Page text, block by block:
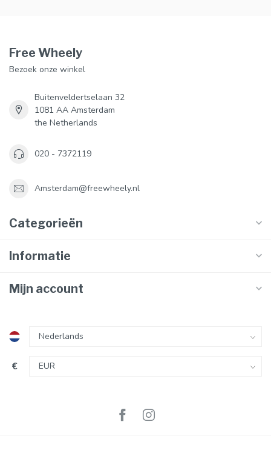
Free Wheely
Bezoek onze winkel
Buitenveldertselaan 32
1081 AA Amsterdam
the Netherlands
020 - 7372119
Amsterdam@freewheely.nl
Categorieën
Informatie
Mijn account
€